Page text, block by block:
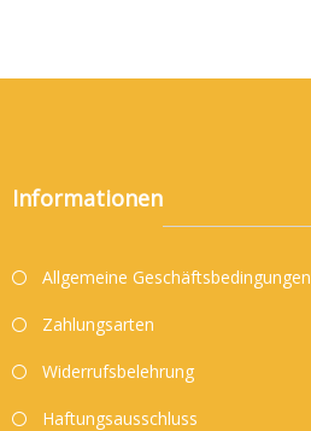
Informationen
Allgemeine Geschäftsbedingungen
Zahlungsarten
Widerrufsbelehrung
Haftungsausschluss